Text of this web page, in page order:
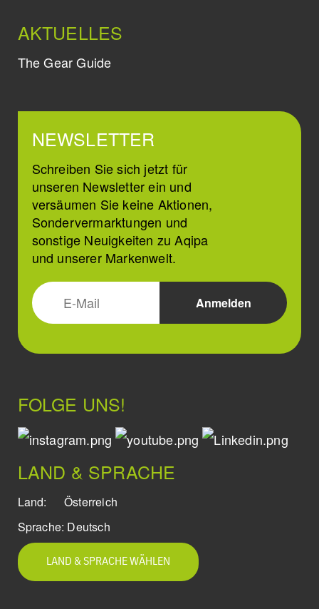
AKTUELLES
The Gear Guide
NEWSLETTER
Schreiben Sie sich jetzt für
unseren Newsletter ein und
versäumen Sie keine Aktionen,
Sondervermarktungen und
sonstige Neuigkeiten zu Aqipa
und unserer Markenwelt.
FOLGE UNS!
LAND & SPRACHE
Land:
Österreich
Sprache: Deutsch
LAND & SPRACHE WÄHLEN